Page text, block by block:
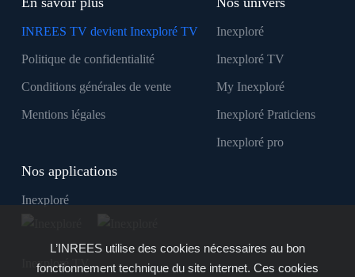
INREES TV devient Inexploré TV
Politique de confidentialité
Conditions générales de vente
Mentions légales
Inexploré
Inexploré TV
My Inexploré
Inexploré Praticiens
Inexploré pro
Nos applications
Inexploré
Inexploré TV
L’INREES utilise des cookies nécessaires au bon
fonctionnement technique du site internet. Ces cookies